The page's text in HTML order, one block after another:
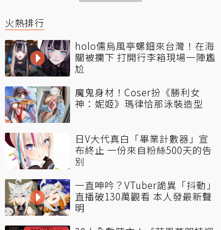
火熱排行
holo儒烏風亭螺鈿來台灣！在海
關被攔下 打開行李箱現場一陣尷
尬
魔鬼身材！Coser扮《勝利女
神：妮姬》瑪律恰那泳裝造型
日V大代真白「畢業計數器」宣
布終止 一份來自粉絲500天的告
別
一直呻吟？VTuber詭異「抖動」
直播破130萬觀看 本人發最新聲
明